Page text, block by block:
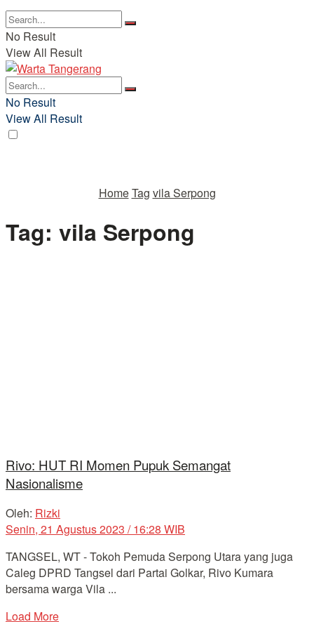
No Result
View All Result
No Result
View All Result
HomeTag vila Serpong
Tag: vila Serpong
Rivo: HUT RI Momen Pupuk Semangat
Nasionalisme
Oleh: Rizki
Senin, 21 Agustus 2023 / 16:28 WIB
TANGSEL, WT - Tokoh Pemuda Serpong Utara yang juga
Caleg DPRD Tangsel dari Partai Golkar, Rivo Kumara
bersama warga Vila ...
Load More